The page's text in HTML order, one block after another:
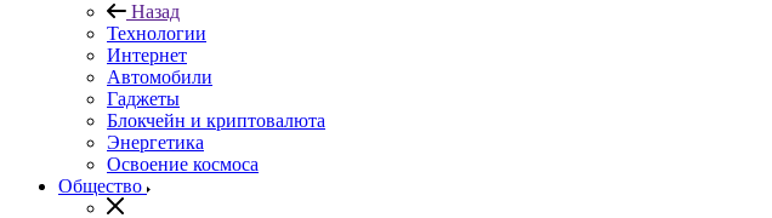
Назад
Технологии
Интернет
Автомобили
Гаджеты
Блокчейн и криптовалюта
Энергетика
Освоение космоса
Общество